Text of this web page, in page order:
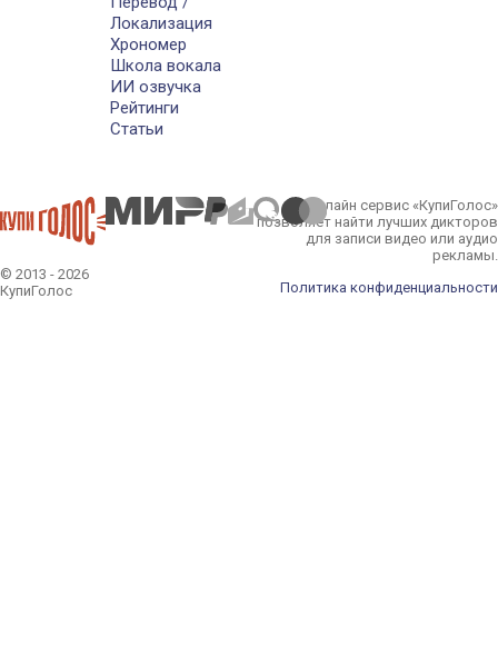
Локализация
Хрономер
Школа вокала
ИИ озвучка
Рейтинги
Статьи
© 2013 - 2026
КупиГолос
Онлайн сервис «КупиГолос»
позволяет найти лучших дикторов
для записи видео или аудио
рекламы.
Политика конфиденциальности